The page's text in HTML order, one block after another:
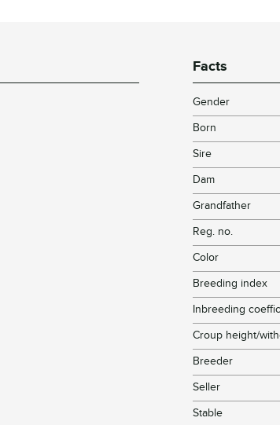
Facts
Gender
Born
Sire
Dam
Grandfather
Reg. no.
Color
Breeding index
Inbreeding
Croup height/
Breeder
Seller
Stable